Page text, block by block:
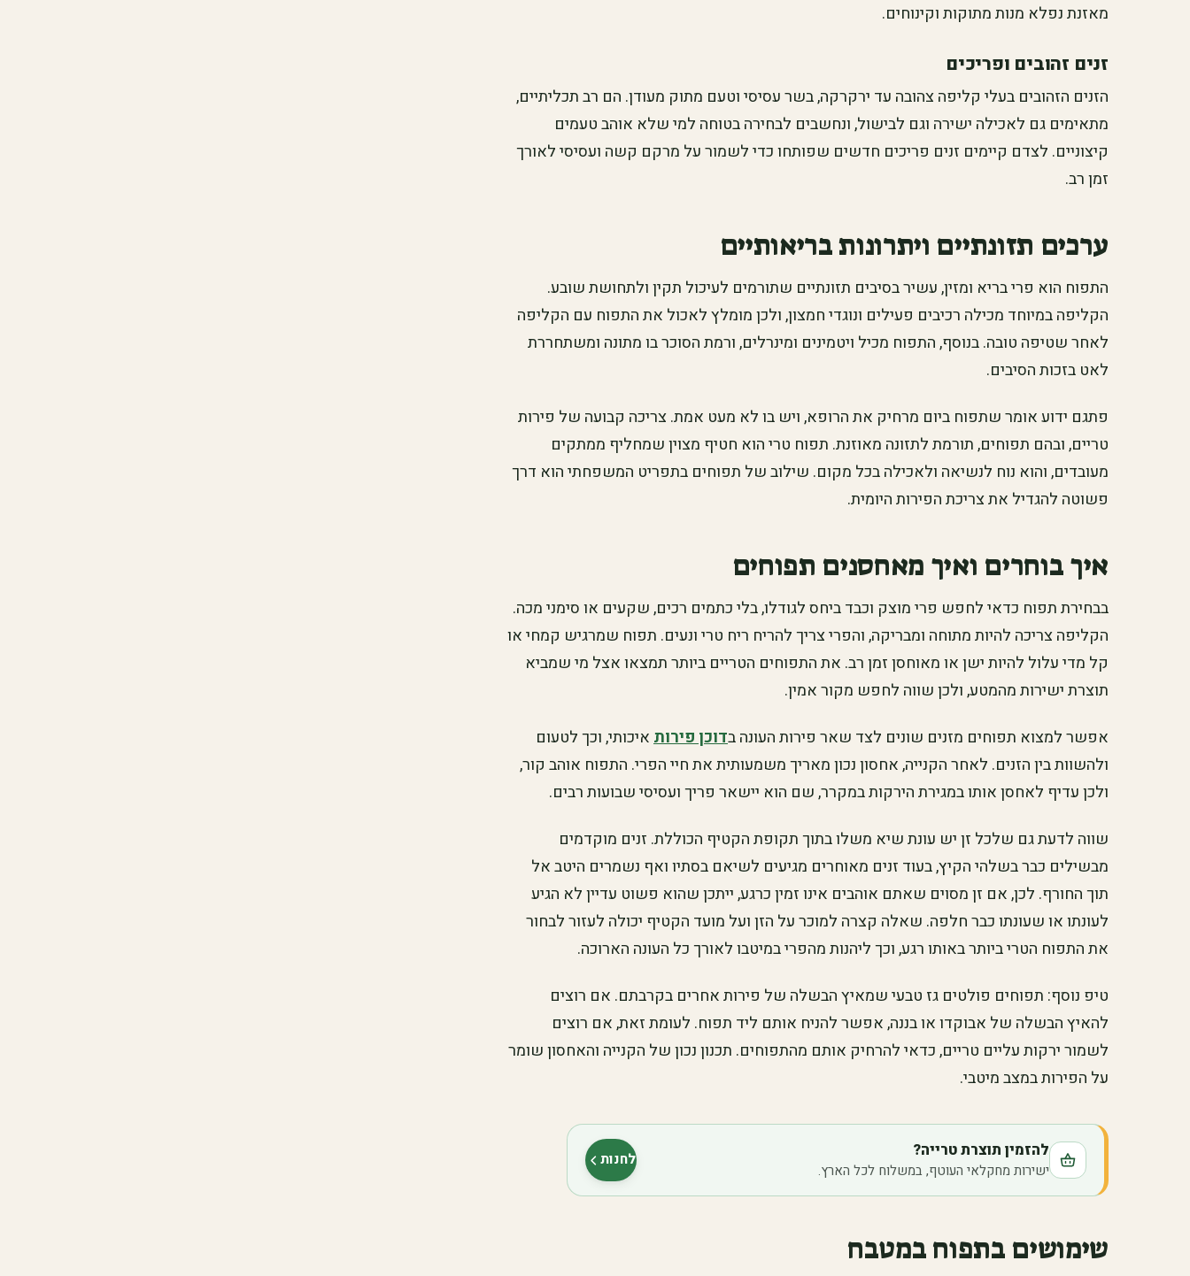
מאזנת נפלא מנות מתוקות וקינוחים.
זנים זהובים ופריכים
הזנים הזהובים בעלי קליפה צהובה עד ירקרקה, בשר עסיסי וטעם מתוק מעודן. הם רב תכליתיים,
מתאימים גם לאכילה ישירה וגם לבישול, ונחשבים לבחירה בטוחה למי שלא אוהב טעמים
קיצוניים. לצדם קיימים זנים פריכים חדשים שפותחו כדי לשמור על מרקם קשה ועסיסי לאורך
זמן רב.
ערכים תזונתיים ויתרונות בריאותיים
התפוח הוא פרי בריא ומזין, עשיר בסיבים תזונתיים שתורמים לעיכול תקין ולתחושת שובע.
הקליפה במיוחד מכילה רכיבים פעילים ונוגדי חמצון, ולכן מומלץ לאכול את התפוח עם הקליפה
לאחר שטיפה טובה. בנוסף, התפוח מכיל ויטמינים ומינרלים, ורמת הסוכר בו מתונה ומשתחררת
לאט בזכות הסיבים.
פתגם ידוע אומר שתפוח ביום מרחיק את הרופא, ויש בו לא מעט אמת. צריכה קבועה של פירות
טריים, ובהם תפוחים, תורמת לתזונה מאוזנת. תפוח טרי הוא חטיף מצוין שמחליף ממתקים
מעובדים, והוא נוח לנשיאה ולאכילה בכל מקום. שילוב של תפוחים בתפריט המשפחתי הוא דרך
פשוטה להגדיל את צריכת הפירות היומית.
איך בוחרים ואיך מאחסנים תפוחים
בבחירת תפוח כדאי לחפש פרי מוצק וכבד ביחס לגודלו, בלי כתמים רכים, שקעים או סימני מכה.
הקליפה צריכה להיות מתוחה ומבריקה, והפרי צריך להריח ריח טרי ונעים. תפוח שמרגיש קמחי או
קל מדי עלול להיות ישן או מאוחסן זמן רב. את התפוחים הטריים ביותר תמצאו אצל מי שמביא
תוצרת ישירות מהמטע, ולכן שווה לחפש מקור אמין.
אפשר למצוא תפוחים מזנים שונים לצד שאר פירות העונה בדוכן פירותאיכותי, וכך לטעום
ולהשוות בין הזנים. לאחר הקנייה, אחסון נכון מאריך משמעותית את חיי הפרי. התפוח אוהב קור,
ולכן עדיף לאחסן אותו במגירת הירקות במקרר, שם הוא יישאר פריך ועסיסי שבועות רבים.
שווה לדעת גם שלכל זן יש עונת שיא משלו בתוך תקופת הקטיף הכוללת. זנים מוקדמים
מבשילים כבר בשלהי הקיץ, בעוד זנים מאוחרים מגיעים לשיאם בסתיו ואף נשמרים היטב אל
תוך החורף. לכן, אם זן מסוים שאתם אוהבים אינו זמין כרגע, ייתכן שהוא פשוט עדיין לא הגיע
לעונתו או שעונתו כבר חלפה. שאלה קצרה למוכר על הזן ועל מועד הקטיף יכולה לעזור לבחור
את התפוח הטרי ביותר באותו רגע, וכך ליהנות מהפרי במיטבו לאורך כל העונה הארוכה.
טיפ נוסף: תפוחים פולטים גז טבעי שמאיץ הבשלה של פירות אחרים בקרבתם. אם רוצים
להאיץ הבשלה של אבוקדו או בננה, אפשר להניח אותם ליד תפוח. לעומת זאת, אם רוצים
לשמור ירקות עליים טריים, כדאי להרחיק אותם מהתפוחים. תכנון נכון של הקנייה והאחסון שומר
על הפירות במצב מיטבי.
להזמין תוצרת טרייה?
ישירות מחקלאי העוטף, במשלוח לכל הארץ.
לחנות(נפתח בלשונית חדשה)
שימושים בתפוח במטבח